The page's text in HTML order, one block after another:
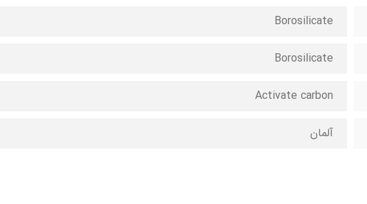
Borosilicate
Borosilicate
Activate carbon
آلمان